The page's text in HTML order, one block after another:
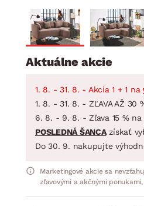
Aktuálne akcie
1. 8. - 31. 8. - Akcia 1 + 1 na
1. 8. - 31. 8. - ZĽAVA AŽ
6. 8. - 9. 8. - Zľava 15 % na
POSLEDNÁ ŠANCAzískať
Do 30. 9. nakupujte
Marketingové akcie sa
zľavovými a akčnými